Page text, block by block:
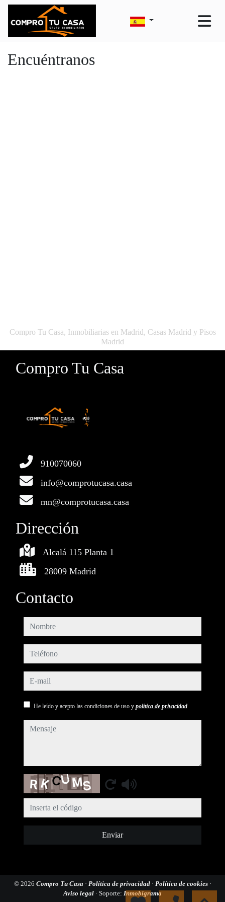
Encuéntranos
Compro Tu Casa, Inmobiliarias en Madrid, Casas Madrid y Pisos
Madrid
Compro Tu Casa
910070060
info@comprotucasa.casa
mn@comprotucasa.casa
Dirección
Alcalá 115 Planta 1
28009 Madrid
Contacto
nombre
teléfono
e-mail
He leído y acepto las condiciones de uso y política de privacidad
mensaje
Captcha
Enviar
© 2026 Compro Tu Casa · Política de privacidad · Política de cookies ·
Aviso legal · Soporte: Inmobigrama